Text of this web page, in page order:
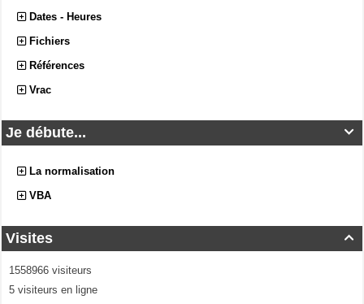
Dates - Heures
Fichiers
Références
Vrac

Je débute...
La normalisation
VBA

Visites
1558966 visiteurs
5 visiteurs en ligne